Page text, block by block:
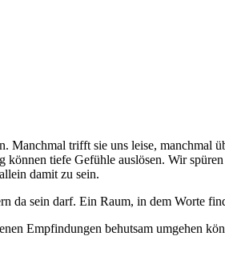
trifft sie uns leise, manchmal
tiefe Gefühle auslösen. Wir
damit zu sein.
da sein darf. Ein Raum, in dem Worte
Empfindungen behutsam umgehen